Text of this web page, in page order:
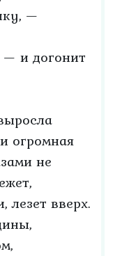
—
и догонит
огромная
не
лезет вверх.